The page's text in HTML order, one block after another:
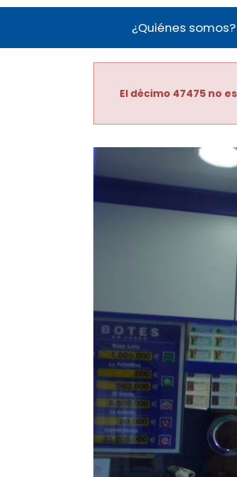
¿Quiénes somos?
El décimo 47475 no